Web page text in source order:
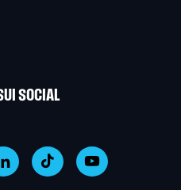
SOCIAL